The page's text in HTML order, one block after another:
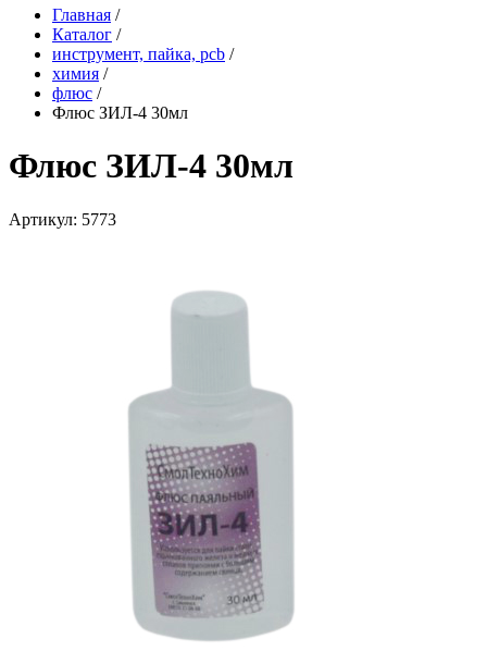
Главная /
Каталог /
инструмент, пайка, pcb /
химия /
флюс /
Флюс ЗИЛ-4 30мл
Флюс ЗИЛ-4 30мл
Артикул: 5773